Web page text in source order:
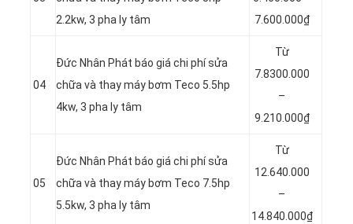
2.2kw, 3 pha ly tâm
7.600.000₫
04
Đức Nhân Phát báo giá chi phí sửa
chữa và thay máy bơm Teco 5.5hp
4kw, 3 pha ly tâm
Từ
7.8300.000
–
9.210.000₫
05
Đức Nhân Phát báo giá chi phí sửa
chữa và thay máy bơm Teco 7.5hp
5.5kw, 3 pha ly tâm
Từ
12.640.000
–
14.840.000₫